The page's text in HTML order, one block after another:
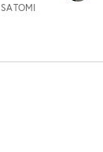
SATOMI